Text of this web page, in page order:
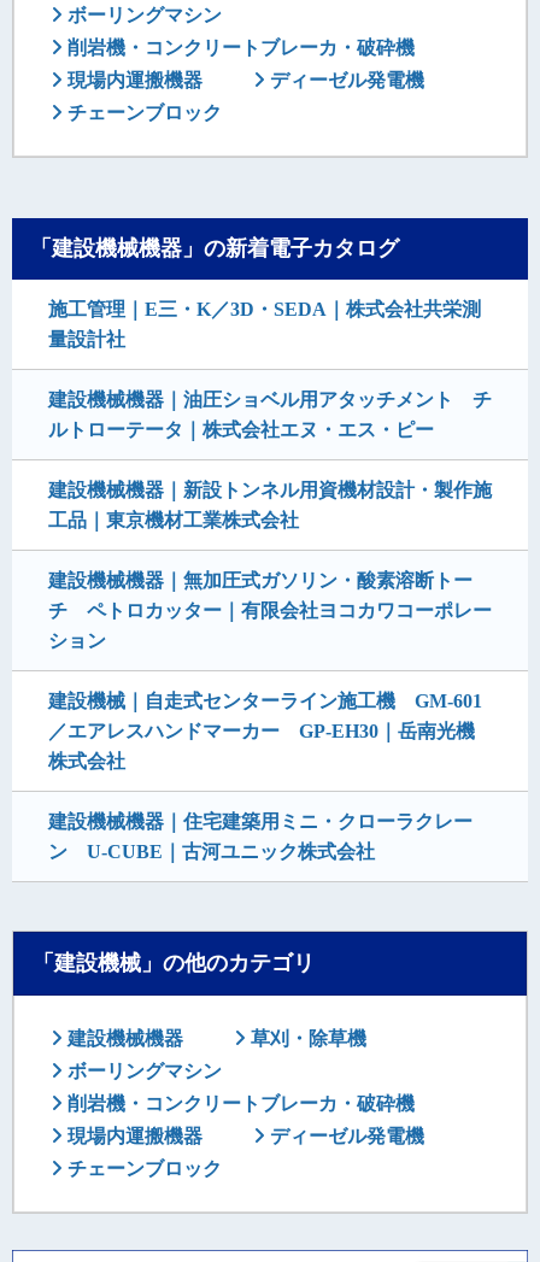
ボーリングマシン
削岩機・コンクリートブレーカ・破砕機
現場内運搬機器
ディーゼル発電機
チェーンブロック
「建設機械機器」の新着電子カタログ
施工管理｜E三・K／3D・SEDA｜株式会社共栄測
量設計社
建設機械機器｜油圧ショベル用アタッチメント チ
ルトローテータ｜株式会社エヌ・エス・ピー
建設機械機器｜新設トンネル用資機材設計・製作施
工品｜東京機材工業株式会社
建設機械機器｜無加圧式ガソリン・酸素溶断トー
チ ペトロカッター｜有限会社ヨコカワコーポレー
ション
建設機械｜自走式センターライン施工機 GM-601
／エアレスハンドマーカー GP-EH30｜岳南光機
株式会社
建設機械機器｜住宅建築用ミニ・クローラクレー
ン U-CUBE｜古河ユニック株式会社
「建設機械」の他のカテゴリ
建設機械機器
草刈・除草機
ボーリングマシン
削岩機・コンクリートブレーカ・破砕機
現場内運搬機器
ディーゼル発電機
チェーンブロック